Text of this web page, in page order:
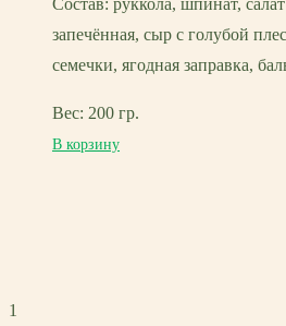
Состав: руккола, шпинат,
запечённая, сыр с голубой
семечки, ягодная заправка,
Вес: 200 гр.
В корзину
1